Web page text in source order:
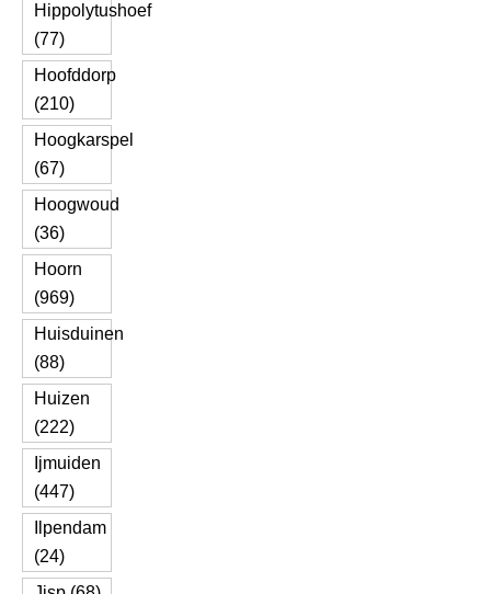
Hippolytushoef
(77)
Hoofddorp
(210)
Hoogkarspel
(67)
Hoogwoud
(36)
Hoorn
(969)
Huisduinen
(88)
Huizen
(222)
Ijmuiden
(447)
Ilpendam
(24)